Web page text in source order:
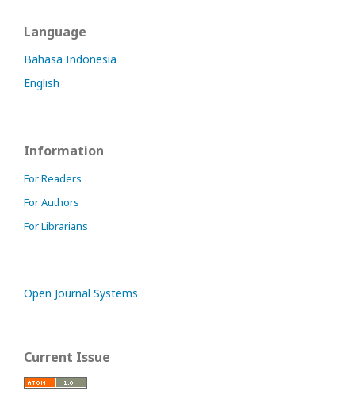
Language
Bahasa Indonesia
English
Information
For Readers
For Authors
For Librarians
Open Journal Systems
Current Issue